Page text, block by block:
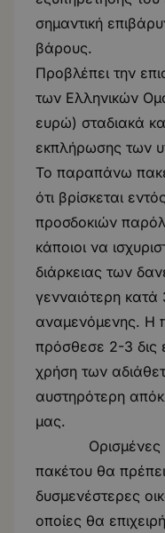
σημαντική
βάρους.
Προβλέπει την
των Ελληνικών
ευρώ) σταδιακά
εκπλήρωσης των
Το παραπάνω
ότι βρίσκεται
προσδοκιών
κάποιοι να
διάρκειας των
γενναιότερη
αναμενόμενης. Η
πρόσθεσε 2-3 δις
χρήση των
αυστηρότερη
μας.
Ορισμένες
πακέτου θα
δυσμενέστερες
οποίες θα